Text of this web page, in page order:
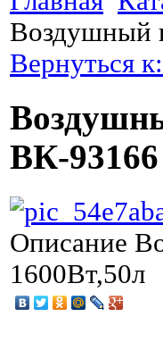
Воздушный
Вернуться
ВК-93166
Описание
1600Вт,50л